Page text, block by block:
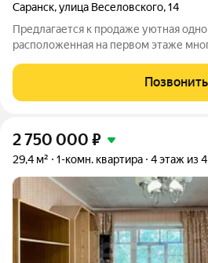
Саранск,улица Веселовского,14
Предлагается к продаже уютная
расположенная на первом этаже
привлекательной для покупки:
Новый качественный ремонт:
Позвонить
2 750 000 ₽
29,4 м² 1-комн. квартира 4 этаж из 4